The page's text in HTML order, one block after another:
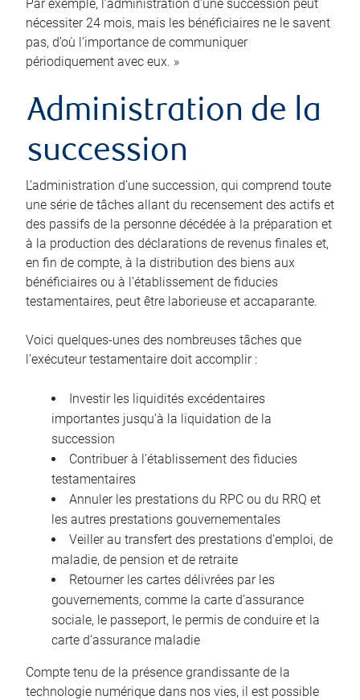
Par exemple, l’administration d’une succession peut
nécessiter 24 mois, mais les bénéficiaires ne le savent
pas, d’où l’importance de communiquer
périodiquement avec eux. »
Administration de la
succession
L’administration d’une succession, qui comprend toute
une série de tâches allant du recensement des actifs et
des passifs de la personne décédée à la préparation et
à la production des déclarations de revenus finales et,
en fin de compte, à la distribution des biens aux
bénéficiaires ou à l’établissement de fiducies
testamentaires, peut être laborieuse et accaparante.
Voici quelques-unes des nombreuses tâches que
l’exécuteur testamentaire doit accomplir :
Investir les liquidités excédentaires
importantes jusqu’à la liquidation de la
succession
Contribuer à l’établissement des fiducies
testamentaires
Annuler les prestations du RPC ou du RRQ et
les autres prestations gouvernementales
Veiller au transfert des prestations d’emploi, de
maladie, de pension et de retraite
Retourner les cartes délivrées par les
gouvernements, comme la carte d’assurance
sociale, le passeport, le permis de conduire et la
carte d’assurance maladie
Compte tenu de la présence grandissante de la
technologie numérique dans nos vies, il est possible